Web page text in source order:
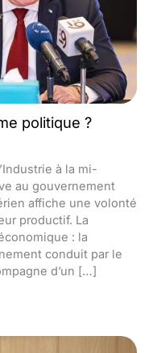
politique ?
à la mi-
au gouvernement
affiche une volonté
productif. La
: la
conduit par le
d’un […]